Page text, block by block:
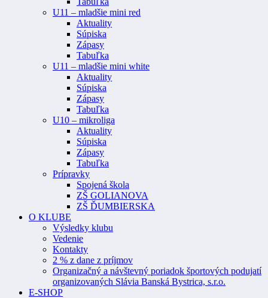
U11 – mladšie mini red
Aktuality
Súpiska
Zápasy
Tabuľka
U11 – mladšie mini white
Aktuality
Súpiska
Zápasy
Tabuľka
U10 – mikroliga
Aktuality
Súpiska
Zápasy
Tabuľka
Prípravky
Spojená škola
ZŠ GOLIANOVA
ZŠ ĎUMBIERSKA
O KLUBE
Výsledky klubu
Vedenie
Kontakty
2 % z dane z príjmov
Organizačný a návštevný poriadok športových podujatí
organizovaných Slávia Banská Bystrica, s.r.o.
E-SHOP